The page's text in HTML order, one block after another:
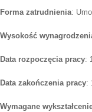
Forma zatrudnienia:
Wysokość
Data rozpoczęcia pracy:
Data zakończenia pracy:
Wymagane